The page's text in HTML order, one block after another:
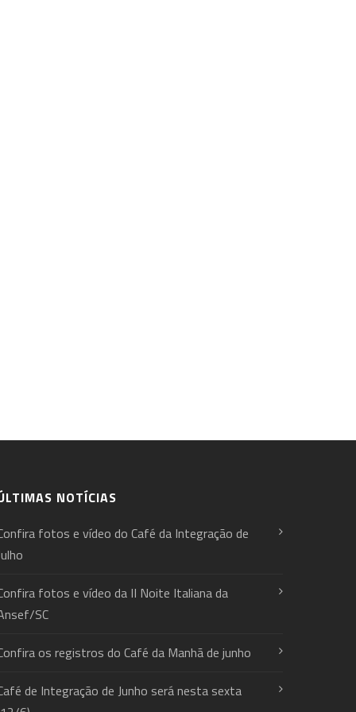
NOTÍCIAS
fotos e vídeo do Café da Integração de
fotos e vídeo da II Noite Italiana da
SC
os registros do Café da Manhã de junho
de Integração de Junho será nesta sexta